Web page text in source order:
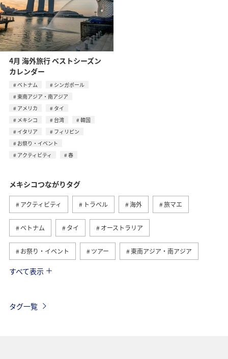
4月 海外旅行 ベストシーズン
カレンダー
ベトナム
シンガポール
東南アジア・南アジア
アメリカ
タイ
メキシコ
台湾
韓国
イタリア
フィリピン
お祭り・イベント
アクティビティ
春
メキシコつながりタグ
アクティビティ トラベル 海外 旅マエ
ベトナム タイ オーストラリア
お祭り・イベント ツアー 東南アジア・南アジア
台湾
すべて表示
タグ一覧